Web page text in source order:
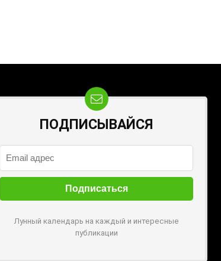
ПОДПИСЫВАЙСЯ
Лунный календарь на каждый и интересные
публикации